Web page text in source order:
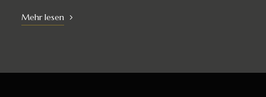
Mehr lesen